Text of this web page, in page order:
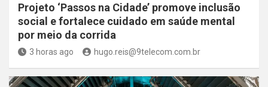
Projeto ‘Passos na Cidade’ promove inclusão
social e fortalece cuidado em saúde mental
por meio da corrida
3 horas ago hugo.reis@9telecom.com.br